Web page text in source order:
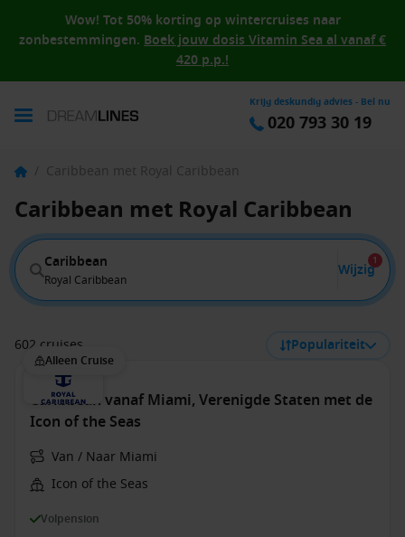
Wow! Tot 50% korting op wintercruises naar
zonbestemmingen. Boek jouw dosis Vitamin Sea al vanaf €
420 p.p.!
Krijg deskundig advies - Bel nu
020 793 30 19
/ Caribbean met Royal Caribbean
Caribbean met Royal Caribbean
Caribbean
Royal Caribbean
Wijzig
1
602 cruises Populariteit
Alleen Cruise
Caribbean vanaf Miami, Verenigde Staten met de
Icon of the Seas
Van / Naar Miami
Icon of the Seas
Volpension